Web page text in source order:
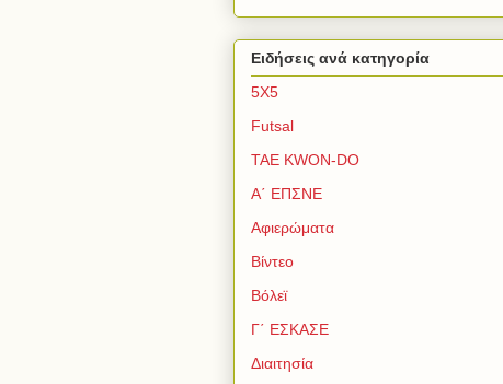
Ειδήσεις ανά κατηγορία
5Χ5
Futsal
TAE KWON-DO
Α΄ ΕΠΣΝΕ
Αφιερώματα
Βίντεο
Βόλεϊ
Γ΄ ΕΣΚΑΣΕ
Διαιτησία